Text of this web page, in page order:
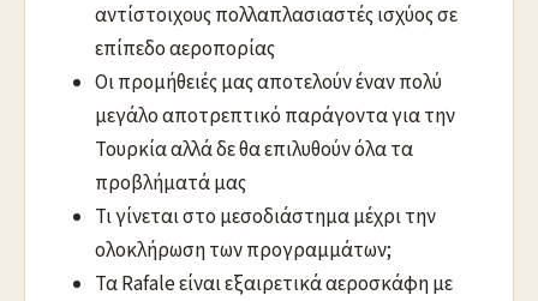
αντίστοιχους πολλαπλασιαστές ισχύος σε
επίπεδο αεροπορίας
Οι προμήθειές μας αποτελούν έναν πολύ
μεγάλο αποτρεπτικό παράγοντα για την
Τουρκία αλλά δε θα επιλυθούν όλα τα
προβλήματά μας
Τι γίνεται στο μεσοδιάστημα μέχρι την
ολοκλήρωση των προγραμμάτων;
Τα Rafale είναι εξαιρετικά αεροσκάφη με